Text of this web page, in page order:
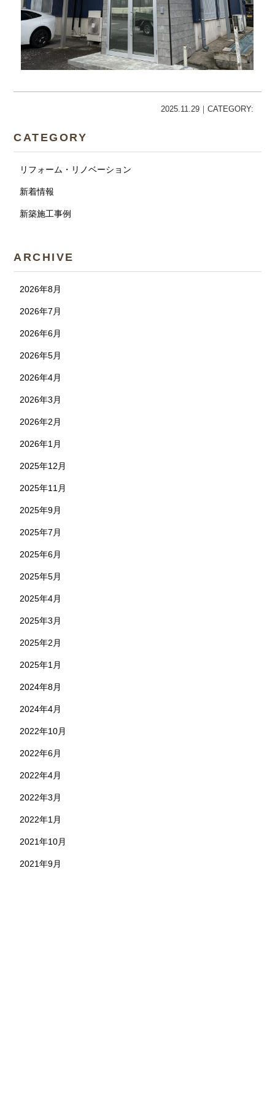
2025.11.29｜CATEGORY:
CATEGORY
リフォーム・リノベーション
新着情報
新築施工事例
ARCHIVE
2026年8月
2026年7月
2026年6月
2026年5月
2026年4月
2026年3月
2026年2月
2026年1月
2025年12月
2025年11月
2025年9月
2025年7月
2025年6月
2025年5月
2025年4月
2025年3月
2025年2月
2025年1月
2024年8月
2024年4月
2022年10月
2022年6月
2022年4月
2022年3月
2022年1月
2021年10月
2021年9月